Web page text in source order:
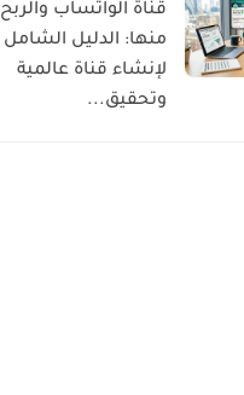
قناة الواتساب والربح
منها: الدليل الشامل
لإنشاء قناة عالمية
وتحقيق...